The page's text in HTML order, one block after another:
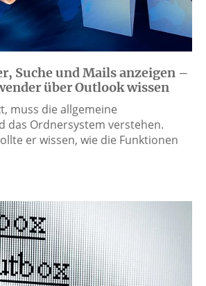
Suche und Mails anzeigen –
über Outlook wissen
muss die allgemeine
das Ordnersystem verstehen.
er wissen, wie die Funktionen